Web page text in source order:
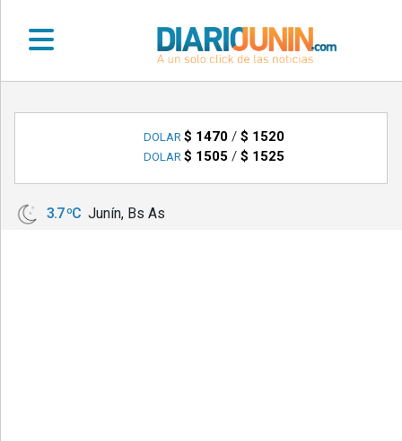
•
LOCALES
•
DOLAR $ 1470/ $ 1520
DOLAR $ 1505 / $ 1525
3.7 ºC Junín, Bs As